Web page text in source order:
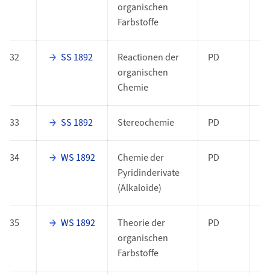
organischen
Farbstoffe
32 SS 1892
Reactionen der
organischen
Chemie
PD
33 SS 1892 Stereochemie PD
34 WS 1892
Chemie der
Pyridinderivate
(Alkaloide)
PD
35 WS 1892
Theorie der
organischen
Farbstoffe
PD